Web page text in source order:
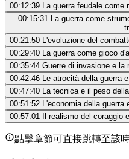
00:12:39
La guerra feudale
00:15:31
La guerra come
00:21:50
L'evoluzione del
00:29:40
La guerra come gioco
00:35:44 Guerre di invasione e la
00:42:46
Le atrocità della guerra
00:47:40
La tecnica e il peso
00:51:52
L'economia della
00:57:01
Il realismo del coraggio
點擊章節可直接跳轉至該